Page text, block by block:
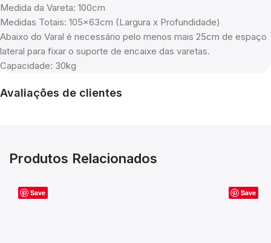
Medida da Vareta: 100cm
Medidas Totais: 105x63cm (Largura x Profundidade)
Abaixo do Varal é necessário pelo menos mais 25cm de espaço
lateral para fixar o suporte de encaixe das varetas.
Capacidade: 30kg
Avaliações de clientes
Produtos Relacionados
Save Save